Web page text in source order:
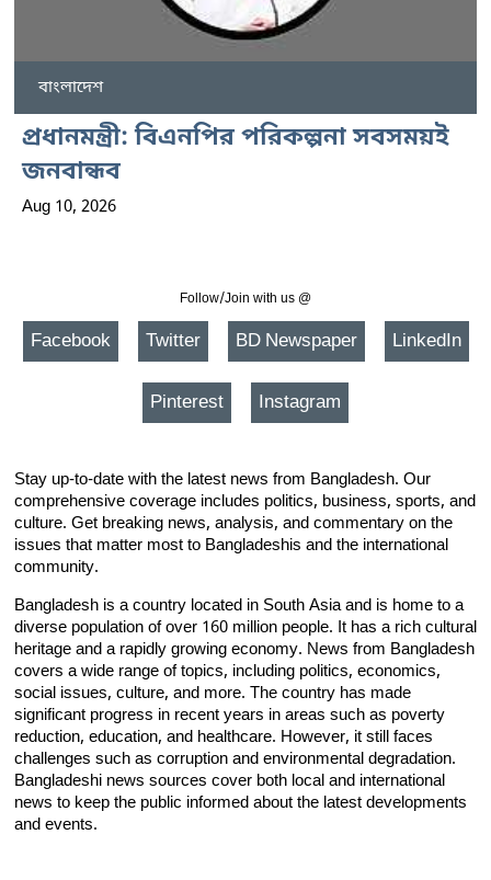
বাংলাদেশ
প্রধানমন্ত্রী: বিএনপির পরিকল্পনা সবসময়ই
জনবান্ধব
Aug 10, 2026
Follow/Join with us @
Facebook Twitter BD Newspaper LinkedIn
Pinterest Instagram
Stay up-to-date with the latest news from Bangladesh. Our
comprehensive coverage includes politics, business, sports, and
culture. Get breaking news, analysis, and commentary on the
issues that matter most to Bangladeshis and the international
community.
Bangladesh is a country located in South Asia and is home to a
diverse population of over 160 million people. It has a rich cultural
heritage and a rapidly growing economy. News from Bangladesh
covers a wide range of topics, including politics, economics,
social issues, culture, and more. The country has made
significant progress in recent years in areas such as poverty
reduction, education, and healthcare. However, it still faces
challenges such as corruption and environmental degradation.
Bangladeshi news sources cover both local and international
news to keep the public informed about the latest developments
and events.